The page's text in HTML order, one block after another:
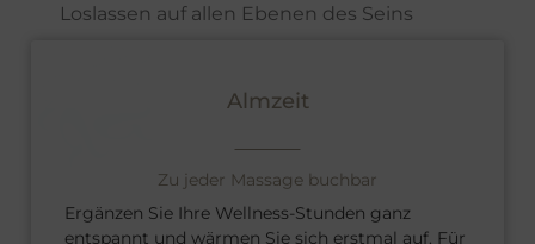
Loslassen auf allen Ebenen des Seins
Almzeit
Zu jeder Massage buchbar
Ergänzen Sie Ihre Wellness-Stunden ganz
entspannt und wärmen Sie sich erstmal auf. Für